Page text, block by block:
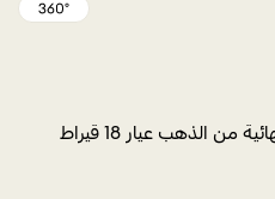
الذهب عيار 18 قيراط